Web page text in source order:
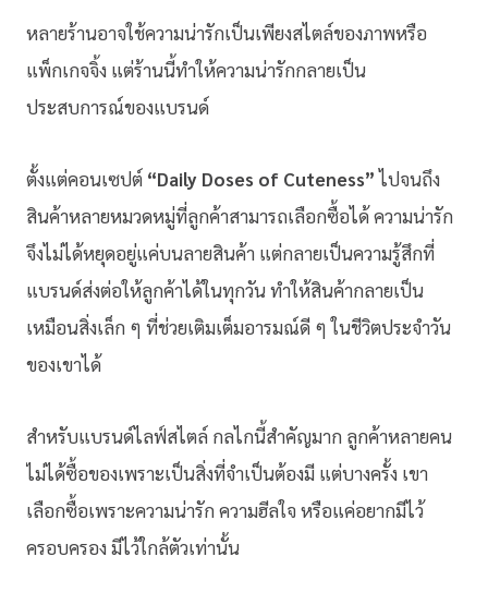
หลายร้านอาจใช้ความน่ารักเป็นเพียงสไตล์ของภาพหรือ
แพ็กเกจจิ้ง แต่ร้านนี้ทำให้ความน่ารักกลายเป็น
ประสบการณ์ของแบรนด์
ตั้งแต่คอนเซปต์ “Daily Doses of Cuteness”ไปจนถึง
สินค้าหลายหมวดหมู่ที่ลูกค้าสามารถเลือกซื้อได้ ความน่ารัก
จึงไม่ได้หยุดอยู่แค่บนลายสินค้า แต่กลายเป็นความรู้สึกที่
แบรนด์ส่งต่อให้ลูกค้าได้ในทุกวัน ทำให้สินค้ากลายเป็น
เหมือนสิ่งเล็ก ๆ ที่ช่วยเติมเต็มอารมณ์ดี ๆ ในชีวิตประจำวัน
ของเขาได้
สำหรับแบรนด์ไลฟ์สไตล์ กลไกนี้สำคัญมาก ลูกค้าหลายคน
ไม่ได้ซื้อของเพราะเป็นสิ่งที่จำเป็นต้องมี แต่บางครั้ง เขา
เลือกซื้อเพราะความน่ารัก ความฮีลใจ หรือแค่อยากมีไว้
ครอบครอง มีไว้ใกล้ตัวเท่านั้น